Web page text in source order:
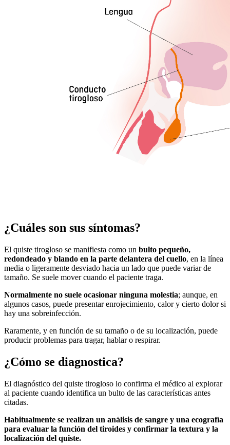
¿Cuáles son sus síntomas?
El quiste tirogloso se manifiesta como un bulto pequeño,
redondeado y blando en la parte delantera del cuello, en la línea
media o ligeramente desviado hacia un lado que puede variar de
tamaño. Se suele mover cuando el paciente traga.
Normalmente no suele ocasionar ninguna molestia; aunque, en
algunos casos, puede presentar enrojecimiento, calor y cierto dolor si
hay una sobreinfección.
Raramente, y en función de su tamaño o de su localización, puede
producir problemas para tragar, hablar o respirar.
¿Cómo se diagnostica?
El diagnóstico del quiste tirogloso lo confirma el médico al explorar
al paciente cuando identifica un bulto de las características antes
citadas.
Habitualmente se realizan un análisis de sangre y una ecografía
para evaluar la función del tiroides y confirmar la textura y la
localización del quiste.